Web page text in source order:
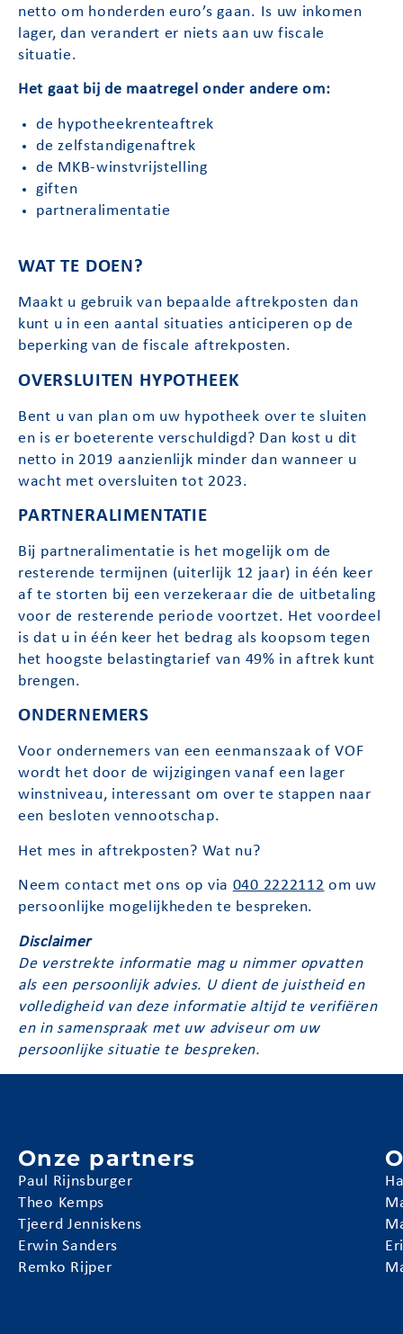
netto om honderden euro’s gaan. Is uw inkomen
lager, dan verandert er niets aan uw fiscale
situatie.
Het gaat bij de maatregel onder andere om:
de hypotheekrenteaftrek
de zelfstandigenaftrek
de MKB-winstvrijstelling
giften
partneralimentatie
WAT TE DOEN?
Maakt u gebruik van bepaalde aftrekposten dan
kunt u in een aantal situaties anticiperen op de
beperking van de fiscale aftrekposten.
OVERSLUITEN HYPOTHEEK
Bent u van plan om uw hypotheek over te sluiten
en is er boeterente verschuldigd? Dan kost u dit
netto in 2019 aanzienlijk minder dan wanneer u
wacht met oversluiten tot 2023.
PARTNERALIMENTATIE
Bij partneralimentatie is het mogelijk om de
resterende termijnen (uiterlijk 12 jaar) in één keer
af te storten bij een verzekeraar die de uitbetaling
voor de resterende periode voortzet. Het voordeel
is dat u in één keer het bedrag als koopsom tegen
het hoogste belastingtarief van 49% in aftrek kunt
brengen.
ONDERNEMERS
Voor ondernemers van een eenmanszaak of VOF
wordt het door de wijzigingen vanaf een lager
winstniveau, interessant om over te stappen naar
een besloten vennootschap.
Het mes in aftrekposten? Wat nu?
Neem contact met ons op via 040 2222112 om uw
persoonlijke mogelijkheden te bespreken.
Disclaimer
De verstrekte informatie mag u nimmer opvatten
als een persoonlijk advies. U dient de juistheid en
volledigheid van deze informatie altijd te verifiëren
en in samenspraak met uw adviseur om uw
persoonlijke situatie te bespreken.
Onze partners
Paul Rijnsburger
Theo Kemps
Tjeerd Jenniskens
Erwin Sanders
Remko Rijper